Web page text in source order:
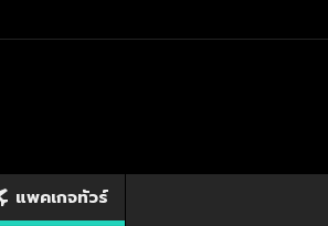
แพคเกจทัวร์